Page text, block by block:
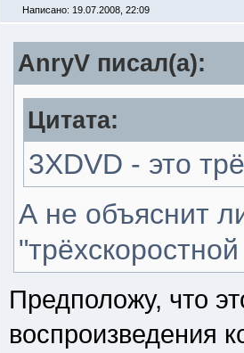
Написано: 19.07.2008, 22:09
AnryV писал(a):
Цитата:
3XDVD - это
А не объяснит
Предположу, что
воспроизведения